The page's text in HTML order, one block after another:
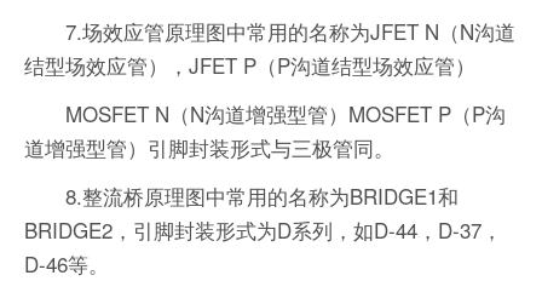
7.场效应管原理图中常用的名称为JFET N（N沟道
结型场效应管），JFET P（P沟道结型场效应管）
MOSFET N（N沟道增强型管）MOSFET P（P沟
道增强型管）引脚封装形式与三极管同。
8.整流桥原理图中常用的名称为BRIDGE1和
BRIDGE2，引脚封装形式为D系列，如D-44，D-37，
D-46等。